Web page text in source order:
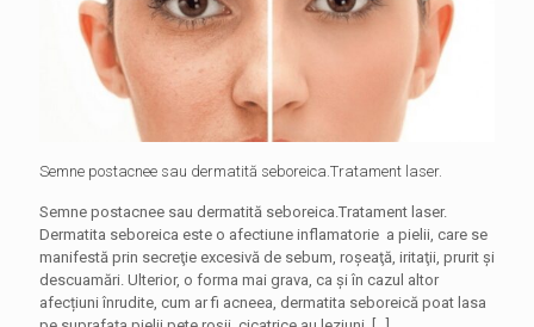
Semne postacnee sau dermatită seboreica.Tratament laser.
Semne postacnee sau dermatită seboreica.Tratament laser.
Dermatita seboreica este o afectiune inflamatorie a pielii, care se
manifestă prin secreţie excesivă de sebum, roşeaţă, iritaţii, prurit şi
descuamări. Ulterior, o forma mai grava, ca și în cazul altor
afecțiuni înrudite, cum ar fi acneea, dermatita seboreică poat lasa